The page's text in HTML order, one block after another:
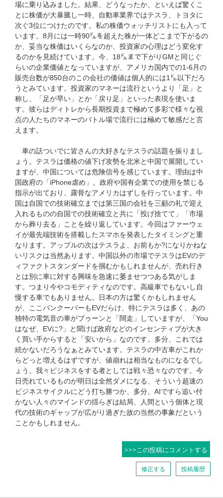
場に乗り込みました。結果、どうなったか、といえば驚くこ
とに株価が大暴騰し一時、自動車業界ではテスラ、トヨタに
次ぐ3位につけたのです。私の株価ウォッチリストにも入って
います。8月には一時90㌦を超えた株が一体どこまで下がるの
か、妥当な株価はいくらなのか、投資家の心理はどう変化す
るのかを見続けています。今、18㌦まで下がりGMと同じぐ
らいの企業価値となっていますが、アメリカ国内での1-6月の
販売台数が850台のこの会社の価値は個人的には1㌦以下だろ
うとみています。投資家のマネーは流行というより「足」と
称し、「足が早い」とか「戻り足」といった表現を使いま
す。彼らはディトレから長期投資まで極めて多彩で様々な視
点の人たちのマネーのバトル場で流行には極めて敏感だと言
えます。
車の話ついでに皆さんの大好きなテスラの話題を振りまし
ょう。テスラは価格の値下げ攻勢を北米と中国で展開してい
ますが、中国については危険信号を感じています。理由は中
国政府の「iPhone虐め」。政府や国有企業での使用を禁じる
指示が出ており、露骨なアメリカはずしを行っています。中
国は自国での技術確立までは第三国の会社を三顧の礼で迎え
入れるものの自国での技術確立と共に「投げ捨てて」「市場
から葬り去る」ことを繰り返しています。今回はファーウェ
イが最先端技術を搭載したスマホを発表したタイミングと重
なります。アップルの次はテスラよ、お前もか?になりかねな
いリスクは当然あります。中国以外の市場でテスラはEVのデ
ィファクトスタンダードを掴むかもしれませんが、売れ行き
とは別に車に対する興味を急速に萎ませつつある気がしま
す。つまり今やコモディティなのです。高級車でもないし自
慢する車でもありません。日本の方は驚くかもしれません
が、ここバンクーバーもEVだらけ、特にテスラは多く、あの
独特の電気音の車がブゥーンと「闊走」していますが、「You
はなぜ、EVに?」と聞けば政府などのインセンティブが大き
く買い手からすると「安いから」なのです。多分、これでは
続かないだろうなぁとみています。テスラの中古車がこれか
らどっと増えるはずですが、値崩れは相当なものになるでし
ょう。我々ビジネスをする者としては戦々恐々なのです。今
日売れているものが明日は全然ダメになる、そういう超速の
ビジネスサイクルにどう打ち勝つか、多分、AIですら追い付
かない人々のマインドの揺らぎは結局、人間という個体と現
代の技術のギャップが広がり過ぎた故の当然の事象だという
ことかもしれません。
>>>この投稿にコメントする
修正する 投稿履歴